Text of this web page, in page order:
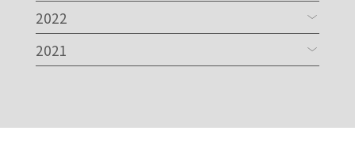
2022
2021